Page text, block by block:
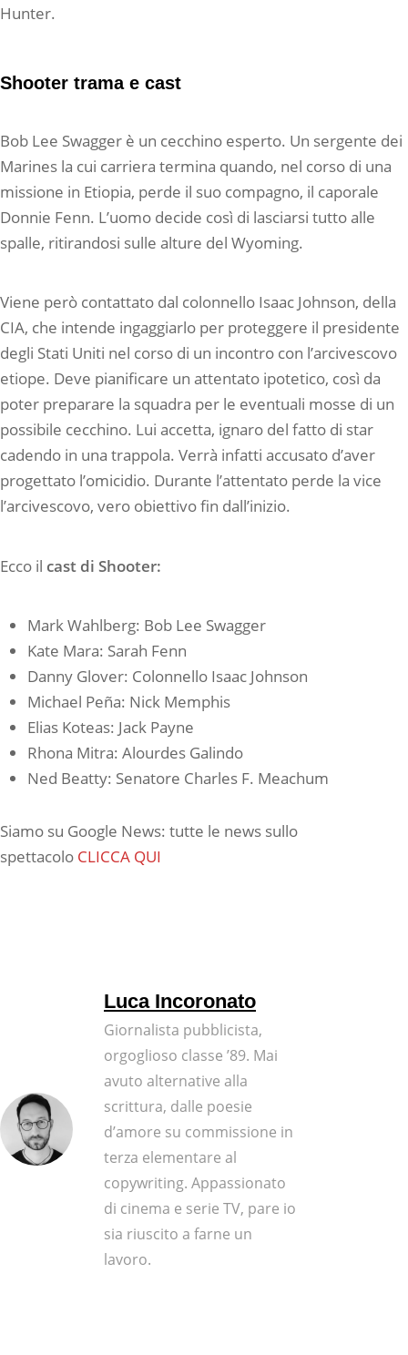
Hunter.
Shooter trama e cast
Bob Lee Swagger è un cecchino esperto. Un sergente dei
Marines la cui carriera termina quando, nel corso di una
missione in Etiopia, perde il suo compagno, il caporale
Donnie Fenn. L’uomo decide così di lasciarsi tutto alle
spalle, ritirandosi sulle alture del Wyoming.
Viene però contattato dal colonnello Isaac Johnson, della
CIA, che intende ingaggiarlo per proteggere il presidente
degli Stati Uniti nel corso di un incontro con l’arcivescovo
etiope. Deve pianificare un attentato ipotetico, così da
poter preparare la squadra per le eventuali mosse di un
possibile cecchino. Lui accetta, ignaro del fatto di star
cadendo in una trappola. Verrà infatti accusato d’aver
progettato l’omicidio. Durante l’attentato perde la vice
l’arcivescovo, vero obiettivo fin dall’inizio.
Ecco il cast di Shooter:
Mark Wahlberg: Bob Lee Swagger
Kate Mara: Sarah Fenn
Danny Glover: Colonnello Isaac Johnson
Michael Peña: Nick Memphis
Elias Koteas: Jack Payne
Rhona Mitra: Alourdes Galindo
Ned Beatty: Senatore Charles F. Meachum
Siamo su Google News: tutte le news sullo
spettacolo CLICCA QUI
Luca Incoronato
Giornalista pubblicista,
orgoglioso classe ’89. Mai
avuto alternative alla
scrittura, dalle poesie
d’amore su commissione in
terza elementare al
copywriting. Appassionato
di cinema e serie TV, pare io
sia riuscito a farne un
lavoro.